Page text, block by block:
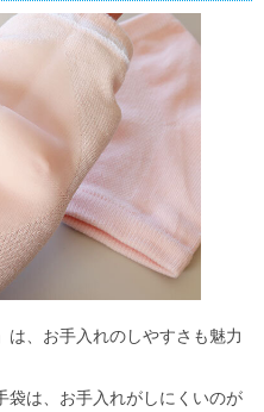
は、お手入れのしやすさも魅力
袋は、お手入れがしにくいのが